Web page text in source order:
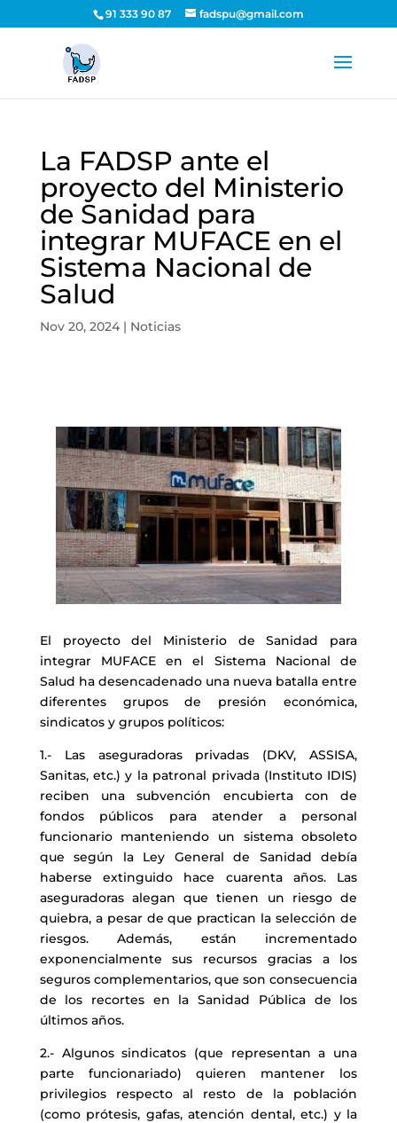
91 333 90 87 fadspu@gmail.com
La FADSP ante el
proyecto del Ministerio
de Sanidad para
integrar MUFACE en el
Sistema Nacional de
Salud
Nov 20, 2024| Noticias
El proyecto del Ministerio de Sanidad para
integrar MUFACE en el Sistema Nacional de
Salud ha desencadenado una nueva batalla entre
diferentes grupos de presión económica,
sindicatos y grupos políticos:
1.- Las aseguradoras privadas (DKV, ASSISA,
Sanitas, etc.) y la patronal privada (Instituto IDIS)
reciben una subvención encubierta con de
fondos públicos para atender a personal
funcionario manteniendo un sistema obsoleto
que según la Ley General de Sanidad debía
haberse extinguido hace cuarenta años. Las
aseguradoras alegan que tienen un riesgo de
quiebra, a pesar de que practican la selección de
riesgos. Además, están incrementado
exponencialmente sus recursos gracias a los
seguros complementarios, que son consecuencia
de los recortes en la Sanidad Pública de los
últimos años.
2.- Algunos sindicatos (que representan a una
parte funcionariado) quieren mantener los
privilegios respecto al resto de la población
(como prótesis, gafas, atención dental, etc.) y la